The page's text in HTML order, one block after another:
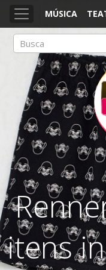
MÚSICA
ACESSO
Arte, Cultura Pop e
itens